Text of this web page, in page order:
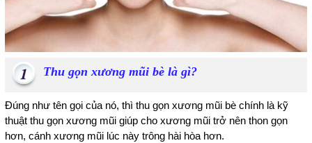
Thu gọn xương mũi bè là gì?
Đúng như tên gọi của nó, thì thu gọn xương mũi bè chính là kỹ
thuật thu gọn xương mũi giúp cho xương mũi trở nên thon gọn
hơn, cánh xương mũi lúc này trông hài hòa hơn.